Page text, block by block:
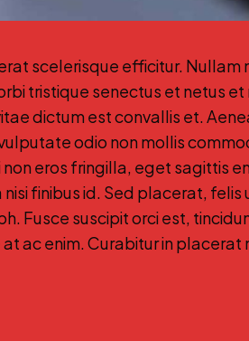
scelerisque efficitur.
tristique senectus et netus
dictum est convallis et.
odio non mollis
eros fringilla, eget sagittis
finibus id. Sed placerat,
Fusce suscipit orci est,
ac enim. Curabitur in placerat